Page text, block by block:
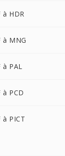
à HDR
à MNG
à PAL
à PCD
à PICT